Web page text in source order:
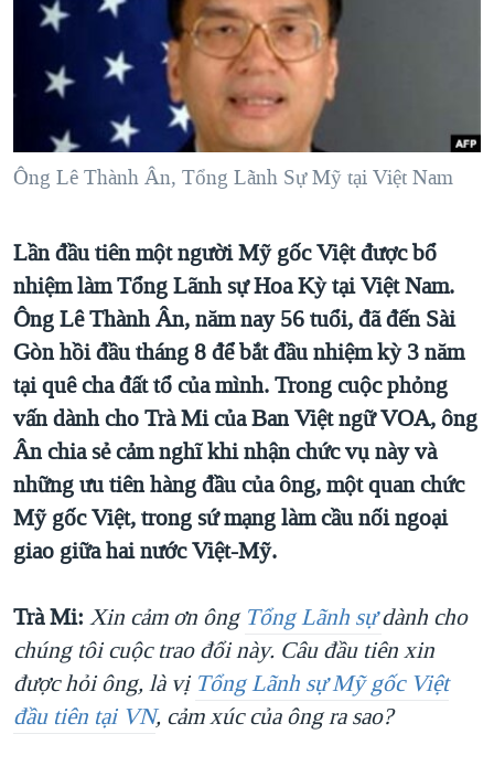
"Tìm"NGƯỜI VIỆT HẢI NGOẠI
ĐỜI SỐNG
KINH TẾ
KHOA HỌC
SỨC KHOẺ
THỂ THAO
GIÁO DỤC
TẠI
HÀNH TRÌNH BẦU CỬ 2024
MỘT NĂM CHIẾN TRANH TẠI DẢI GAZA
GIẢI MÃ VÀNH ĐAI & CON ĐƯỜNG
NGÀY TỊ NẠN THẾ GIỚI
GROUND ZERO – XƯA VÀ NAY
CHI PHÍ CHIẾN TRANH AFGHANISTAN
CÁC GIÁ TRỊ CỘNG HÒA Ở VIỆT NAM
THƯỢNG ĐỈNH TRUMP-KIM TẠI VIỆT NAM
TRỊNH VĨNH BÌNH VS. CHÍNH PHỦ VIỆT NAM
NGƯ DÂN VIỆT VÀ LÀN SÓNG TRỘM HẢI SÂM
BÊN KIA QUỐC LỘ: TIẾNG VỌNG TỪ NÔNG THÔN MỸ
QUAN HỆ VIỆT MỸ
VIDEO
NGHE
Ông Lê Thành Ân, Tổng Lãnh Sự Mỹ tại Việt Nam
Lần đầu tiên một người Mỹ gốc Việt được bổ
nhiệm làm Tổng Lãnh sự Hoa Kỳ tại Việt Nam.
Ông Lê Thành Ân, năm nay 56 tuổi, đã đến Sài
Gòn hồi đầu tháng 8 để bắt đầu nhiệm kỳ 3 năm
tại quê cha đất tổ của mình. Trong cuộc phỏng
vấn dành cho Trà Mi của Ban Việt ngữ VOA, ông
Ân chia sẻ cảm nghĩ khi nhận chức vụ này và
những ưu tiên hàng đầu của ông, một quan chức
Mỹ gốc Việt, trong sứ mạng làm cầu nối ngoại
giao giữa hai nước Việt-Mỹ.
Trà Mi: Xin cảm ơn ông Tổng Lãnh sựdành cho
chúng tôi cuộc trao đổi này. Câu đầu tiên xin
được hỏi ông, là vị Tổng Lãnh sự Mỹ gốc Việt
đầu tiên tại VN, cảm xúc của ông ra sao?